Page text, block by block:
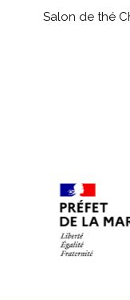
Salon de thé